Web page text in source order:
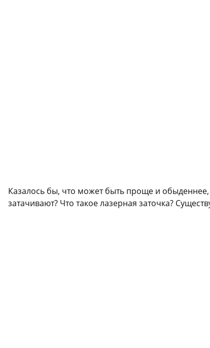
Казалось бы, что может быть проще и обыденнее,
затачивают? Что такое лазерная заточка?